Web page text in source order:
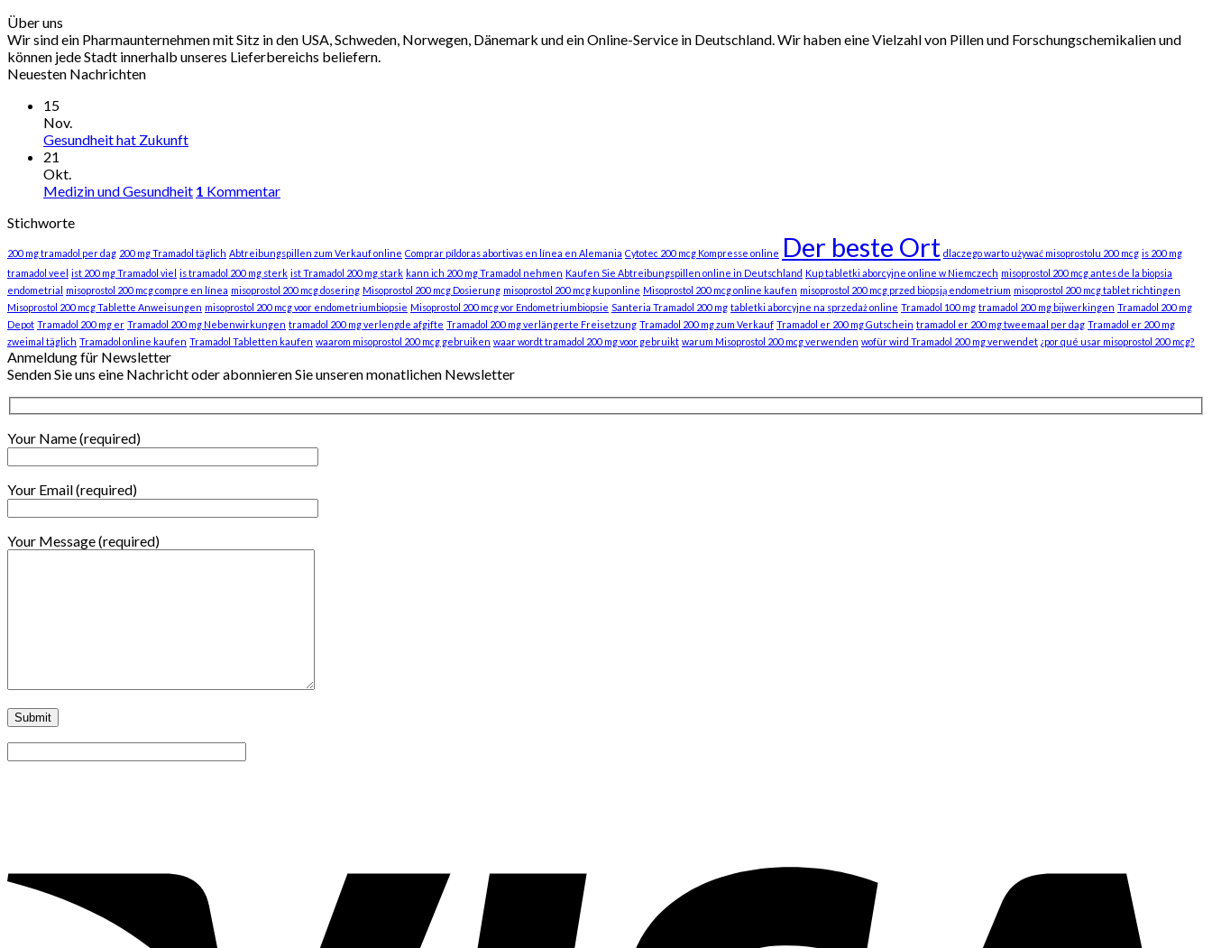
€225
Über uns
Wir sind ein Pharmaunternehmen mit Sitz in den USA, Schweden, Norwegen, Dänemark und ein Online-Service in Deutschland. Wir haben eine Vielzahl von Pillen und Forschungschemikalien und
können jede Stadt innerhalb unseres Lieferbereichs beliefern.
Neuesten Nachrichten
15
Nov.
Gesundheit hat Zukunft
21
Okt.
Medizin und Gesundheit 1 Kommentar
Stichworte
200 mg tramadol per dag 200 mg Tramadol täglich Abtreibungspillen zum Verkauf online Comprar píldoras abortivas en línea en Alemania Cytotec 200 mcg Kompresse online Der beste Ort dlaczego warto używać misoprostolu 200 mcg is 200 mg
tramadol veel ist 200 mg Tramadol viel is tramadol 200 mg sterk ist Tramadol 200 mg stark kann ich 200 mg Tramadol nehmen Kaufen Sie Abtreibungspillen online in Deutschland Kup tabletki aborcyjne online w Niemczech misoprostol 200 mcg antes de la biopsia
endometrial misoprostol 200 mcg compre en línea misoprostol 200 mcg dosering Misoprostol 200 mcg Dosierung misoprostol 200 mcg kup online Misoprostol 200 mcg online kaufen misoprostol 200 mcg przed biopsją endometrium misoprostol 200 mcg tablet richtingen
Misoprostol 200 mcg Tablette Anweisungen misoprostol 200 mcg voor endometriumbiopsie Misoprostol 200 mcg vor Endometriumbiopsie Santeria Tramadol 200 mg tabletki aborcyjne na sprzedaż online Tramadol 100 mg tramadol 200 mg bijwerkingen Tramadol 200 mg
Depot Tramadol 200 mg er Tramadol 200 mg Nebenwirkungen tramadol 200 mg verlengde afgifte Tramadol 200 mg verlängerte Freisetzung Tramadol 200 mg zum Verkauf Tramadol er 200 mg Gutschein tramadol er 200 mg tweemaal per dag Tramadol er 200 mg
zweimal täglich Tramadol online kaufen Tramadol Tabletten kaufen waarom misoprostol 200 mcg gebruiken waar wordt tramadol 200 mg voor gebruikt warum Misoprostol 200 mcg verwenden wofür wird Tramadol 200 mg verwendet ¿por qué usar misoprostol 200 mcg?
Anmeldung für Newsletter
Senden Sie uns eine Nachricht oder abonnieren Sie unseren monatlichen Newsletter
Your Name (required)
Your Email (required)
Your Message (required)